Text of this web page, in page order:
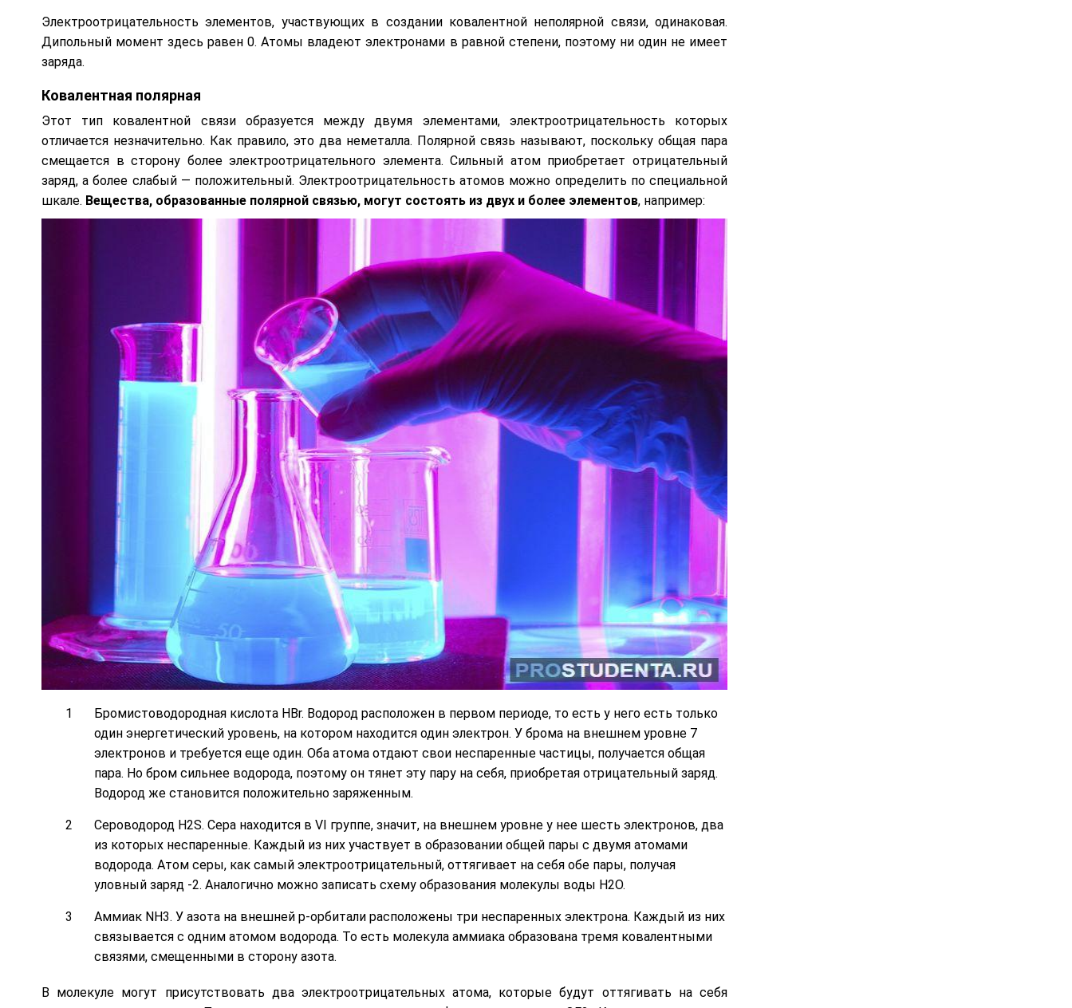
Электроотрицательность элементов, участвующих в создании ковалентной неполярной связи, одинаковая.
Дипольный момент здесь равен 0. Атомы владеют электронами в равной степени, поэтому ни один не имеет
заряда.
Ковалентная полярная
Этот тип ковалентной связи образуется между двумя элементами, электроотрицательность которых
отличается незначительно. Как правило, это два неметалла. Полярной связь называют, поскольку общая пара
смещается в сторону более электроотрицательного элемента. Сильный атом приобретает отрицательный
заряд, а более слабый — положительный. Электроотрицательность атомов можно определить по специальной
шкале. Вещества, образованные полярной связью, могут состоять из двух и более элементов, например:
Бромистоводородная кислота HBr. Водород расположен в первом периоде, то есть у него есть только
один энергетический уровень, на котором находится один электрон. У брома на внешнем уровне 7
электронов и требуется еще один. Оба атома отдают свои неспаренные частицы, получается общая
пара. Но бром сильнее водорода, поэтому он тянет эту пару на себя, приобретая отрицательный заряд.
Водород же становится положительно заряженным.
Сероводород H2S. Сера находится в VI группе, значит, на внешнем уровне у нее шесть электронов, два
из которых неспаренные. Каждый из них участвует в образовании общей пары с двумя атомами
водорода. Атом серы, как самый электроотрицательный, оттягивает на себя обе пары, получая
уловный заряд -2. Аналогично можно записать схему образования молекулы воды H2O.
Аммиак NH3. У азота на внешней р-орбитали расположены три неспаренных электрона. Каждый из них
связывается с одним атомом водорода. То есть молекула аммиака образована тремя ковалентными
связями, смещенными в сторону азота.
В молекуле могут присутствовать два электроотрицательных атома, которые будут оттягивать на себя